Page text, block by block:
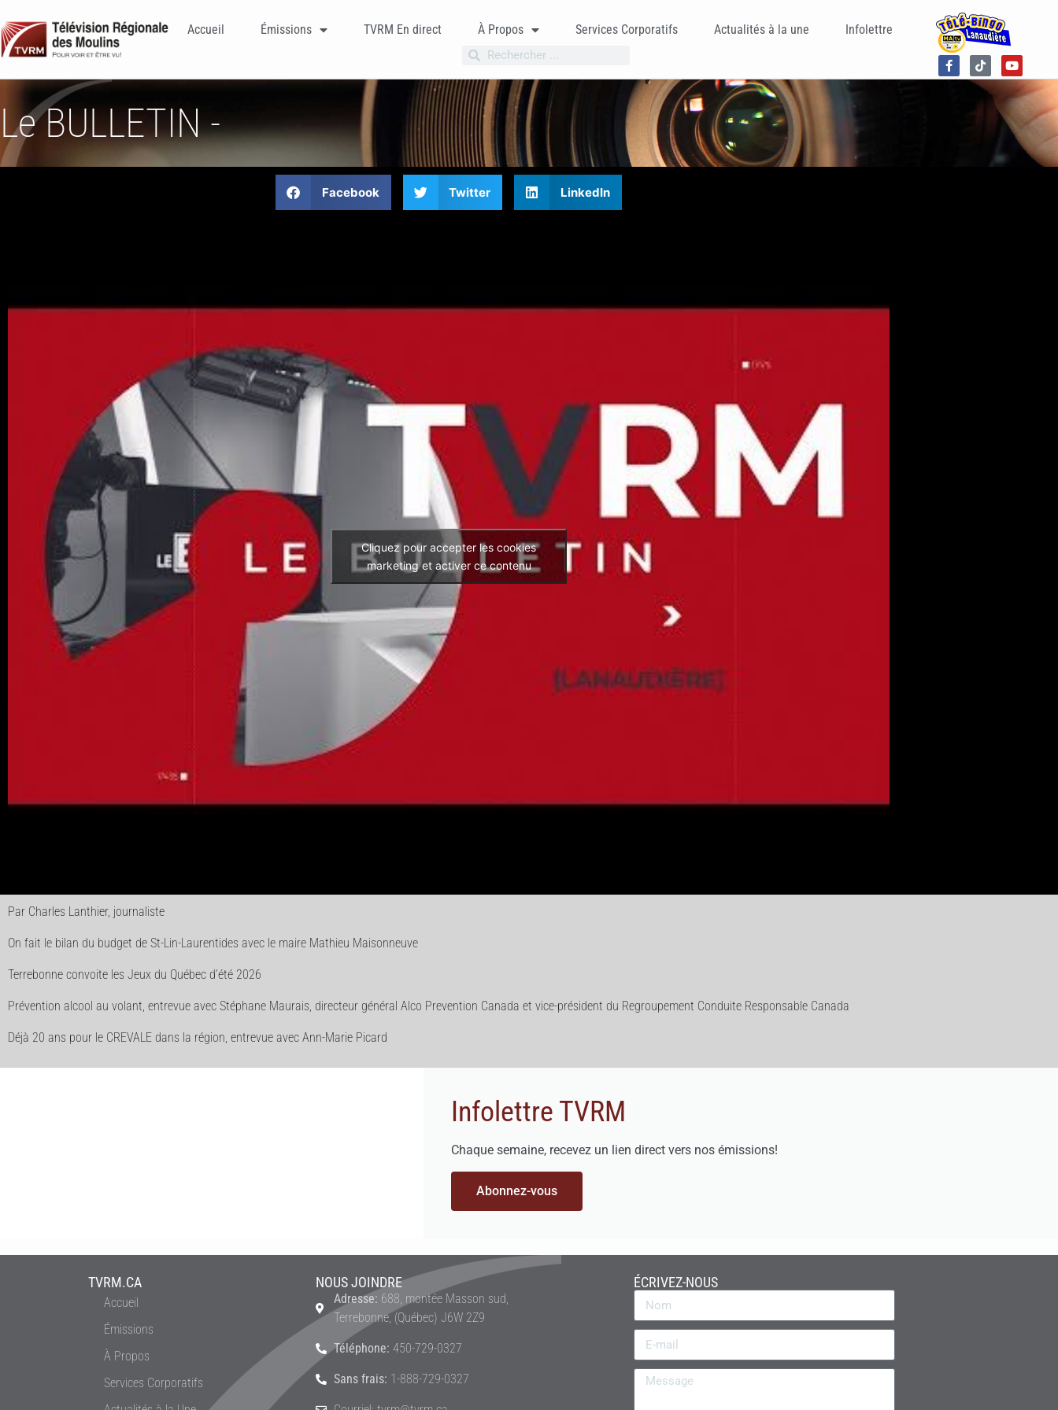
Accueil Émissions TVRM En direct À Propos Services Corporatifs Actualités à la une Infolettre
Le BULLETIN -
Facebook Twitter LinkedIn
Cliquez pour accepter les cookies
marketing et activer ce contenu
Par Charles Lanthier, journaliste
On fait le bilan du budget de St-Lin-Laurentides avec le maire Mathieu Maisonneuve
Terrebonne convoite les Jeux du Québec d’été 2026
Prévention alcool au volant, entrevue avec Stéphane Maurais, directeur général Alco Prevention Canada et vice-président du Regroupement Conduite Responsable Canada
Déjà 20 ans pour le CREVALE dans la région, entrevue avec Ann-Marie Picard
Infolettre TVRM
Chaque semaine, recevez un lien direct vers nos émissions!
Abonnez-vous
TVRM.CA
Accueil
Émissions
À Propos
Services Corporatifs
NOUS JOINDRE
Adresse: 688, montée Masson sud,
Terrebonne, (Québec) J6W 2Z9
Téléphone: 450-729-0327
Sans frais: 1-888-729-0327
ÉCRIVEZ-NOUS